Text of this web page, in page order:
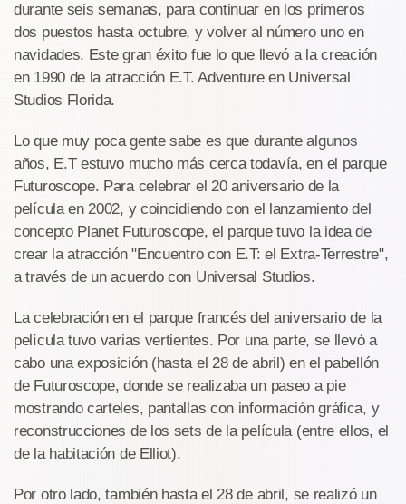
durante seis semanas, para continuar en los primeros
dos puestos hasta octubre, y volver al número uno en
navidades. Este gran éxito fue lo que llevó a la creación
en 1990 de la atracción E.T. Adventure en Universal
Studios Florida.
Lo que muy poca gente sabe es que durante algunos
años, E.T estuvo mucho más cerca todavía, en el parque
Futuroscope. Para celebrar el 20 aniversario de la
película en 2002, y coincidiendo con el lanzamiento del
concepto Planet Futuroscope, el parque tuvo la idea de
crear la atracción "Encuentro con E.T: el Extra-Terrestre",
a través de un acuerdo con Universal Studios.
La celebración en el parque francés del aniversario de la
película tuvo varias vertientes. Por una parte, se llevó a
cabo una exposición (hasta el 28 de abril) en el pabellón
de Futuroscope, donde se realizaba un paseo a pie
mostrando carteles, pantallas con información gráfica, y
reconstrucciones de los sets de la película (entre ellos, el
de la habitación de Elliot).
Por otro lado, también hasta el 28 de abril, se realizó un